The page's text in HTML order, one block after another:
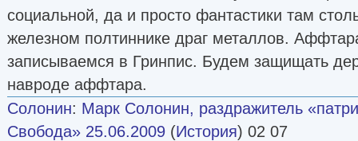
социальной, да и просто фантастики там
железном полтиннике драг металлов.
записываемся в Гринпис. Будем защищать
навроде аффтара.
Солонин: Марк Солонин, раздражитель
Свобода» 25.06.2009 (История) 02 07